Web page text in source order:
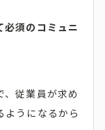
必須のコミュニ
従業員が求め
ようになるから